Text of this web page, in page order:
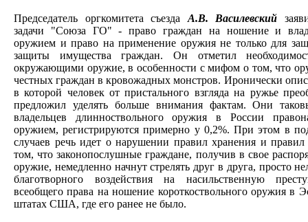
Председатель оргкомитета съезда А.В. Василевский
задачи "Союза ГО" - право граждан на ношение и
оружием и право на применение оружия не только для
защиты имущества граждан. Он отметил
окружающими оружие, в особенности с мифом о том, что
честных граждан в кровожадных монстров. Иронически
в которой человек от пристального взгляда на ружье
предложил уделять больше внимания фактам. Они
владельцев длинноствольного оружия в России
оружием, регистрируются примерно у 0,2%. При этом в
случаев речь идет о нарушении правил хранения и
том, что законопослушные граждане, получив в свое
оружие, немедленно начнут стрелять друг в друга, просто
благотворного воздействия на насильственную
всеобщего права на ношение короткоствольного оружия в
штатах США, где его ранее не было.